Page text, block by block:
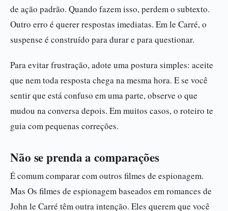
de ação padrão. Quando fazem isso, perdem o subtexto.
Outro erro é querer respostas imediatas. Em le Carré, o
suspense é construído para durar e para questionar.
Para evitar frustração, adote uma postura simples: aceite
que nem toda resposta chega na mesma hora. E se você
sentir que está confuso em uma parte, observe o que
mudou na conversa depois. Em muitos casos, o roteiro te
guia com pequenas correções.
Não se prenda a comparações
É comum comparar com outros filmes de espionagem.
Mas Os filmes de espionagem baseados em romances de
John le Carré têm outra intenção. Eles querem que você